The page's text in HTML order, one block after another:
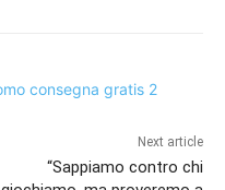
Next article
“Sappiamo contro chi